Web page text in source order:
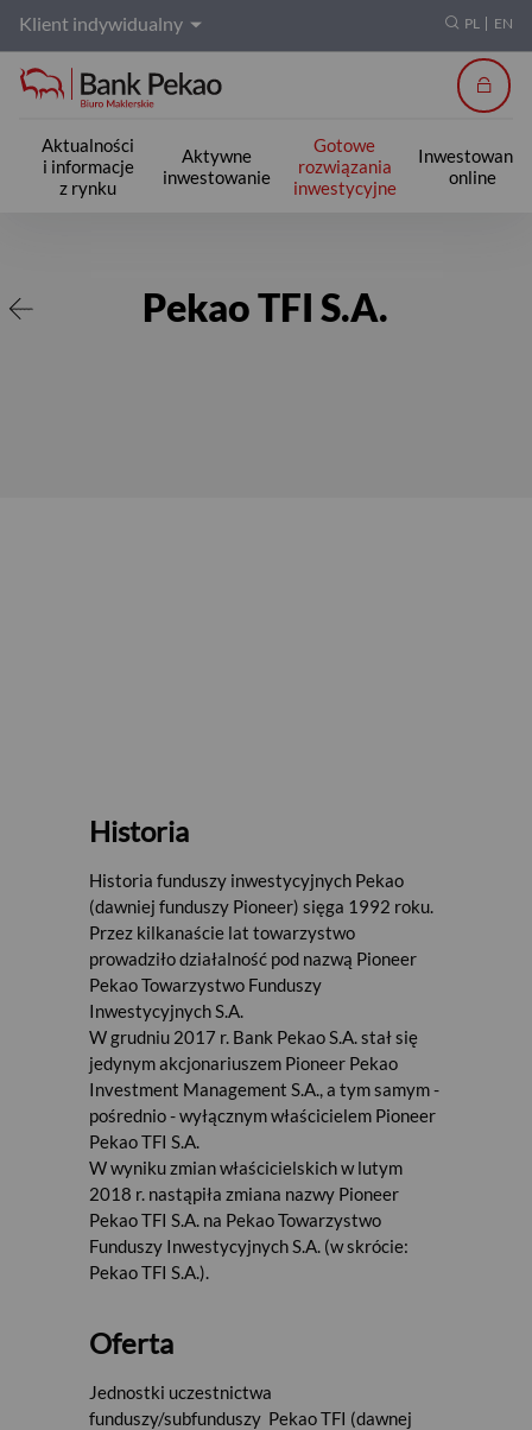
Klient indywidualny PL EN
Aktualności
i informacje
z rynku
Aktywne
inwestowanie
Gotowe
rozwiązania
inwestycyjne
Inwestowanie
online
Pekao TFI S.A.
Historia
Historia funduszy inwestycyjnych Pekao
(dawniej funduszy Pioneer) sięga 1992 roku.
Przez kilkanaście lat towarzystwo
prowadziło działalność pod nazwą Pioneer
Pekao Towarzystwo Funduszy
Inwestycyjnych S.A.
W grudniu 2017 r. Bank Pekao S.A. stał się
jedynym akcjonariuszem Pioneer Pekao
Investment Management S.A., a tym samym -
pośrednio - wyłącznym właścicielem Pioneer
Pekao TFI S.A.
W wyniku zmian właścicielskich w lutym
2018 r. nastąpiła zmiana nazwy Pioneer
Pekao TFI S.A. na Pekao Towarzystwo
Funduszy Inwestycyjnych S.A. (w skrócie:
Pekao TFI S.A.).
Oferta
Jednostki uczestnictwa
funduszy/subfunduszy Pekao TFI (dawnej